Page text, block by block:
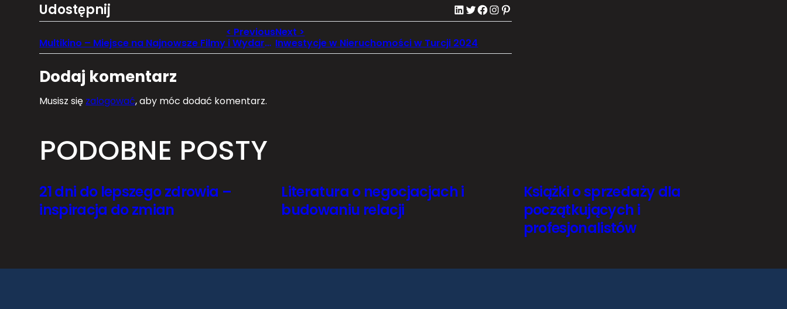
Udostępnij LinkedIn Twitter Facebook Instagram Pinterest
Multikino – Miejsce na Najnowsze Filmy i Wydarzenia Kulturalne Inwestycje w Nieruchomości w Turcji 2024
Dodaj komentarz
Musisz się zalogować, aby móc dodać komentarz.
PODOBNE POSTY
21 dni do lepszego zdrowia –
inspiracja do zmian
Literatura o negocjacjach i
budowaniu relacji
Książki o sprzedaży dla
początkujących i
profesjonalistów